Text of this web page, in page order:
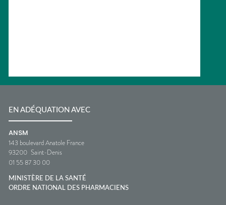
EN ADÉQUATION AVEC
ANSM
143 boulevard Anatole France
93200 Saint-Denis
01 55 87 30 00
MINISTÈRE DE LA SANTÉ
ORDRE NATIONAL DES PHARMACIENS